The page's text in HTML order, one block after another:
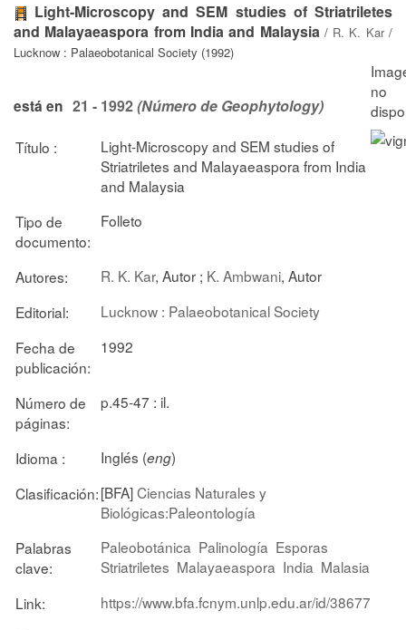
Light-Microscopy and SEM studies of Striatriletes
and Malayaeaspora from India and Malaysia/ R. K. Kar/
Lucknow : Palaeobotanical Society (1992)
está en 21 - 1992(Número de Geophytology)
Título :
Light-Microscopy and SEM studies of
Striatriletes and Malayaeaspora from India
and Malaysia
Tipo de
documento:
Folleto
Autores: R. K. Kar, Autor ; K. Ambwani, Autor
Editorial:
Lucknow : Palaeobotanical Society
Fecha de
publicación:
1992
Número de
páginas:
p.45-47 : il.
Idioma : Inglés (eng)
Clasificación:[BFA]Ciencias Naturales y
Biológicas:Paleontología
Palabras
clave:
Paleobotánica Palinología Esporas
Striatriletes Malayaeaspora India Malasia
Link:
https://www.bfa.fcnym.unlp.edu.ar/id/38677